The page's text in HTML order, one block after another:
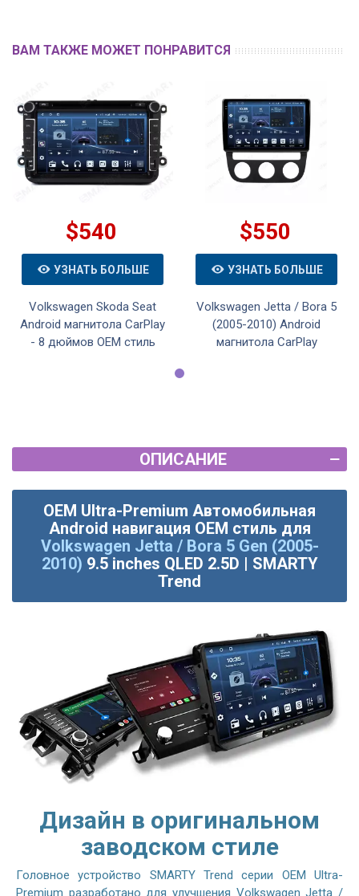
ВАМ ТАКЖЕ МОЖЕТ ПОНРАВИТСЯ
$540
УЗНАТЬ БОЛЬШЕ
Volkswagen Skoda Seat
Android магнитола CarPlay
- 8 дюймов OEM стиль
$550
УЗНАТЬ БОЛЬШЕ
Volkswagen Jetta / Bora 5
(2005-2010) Android
магнитола CarPlay
ОПИСАНИЕ
OEM Ultra-Premium Автомобильная
Android навигация OEM стиль для
Volkswagen Jetta / Bora 5 Gen (2005-
2010) 9.5 inches QLED 2.5D | SMARTY
Trend
Дизайн в оригинальном
заводском стиле
Головное устройство SMARTY Trend серии OEM Ultra-
Premium разработано для улучшения Volkswagen Jetta /